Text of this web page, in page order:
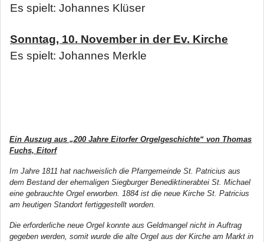
Es spielt: Johannes Klüser
Sonntag, 10. November in der Ev. Kirche
Es spielt: Johannes Merkle
Ein Auszug aus „200 Jahre Eitorfer Orgelgeschichte“ von Thomas
Fuchs, Eitorf
Im Jahre 1811 hat nachweislich die Pfarrgemeinde St. Patricius aus
dem Bestand der ehemaligen Siegburger Benediktinerabtei St. Michael
eine gebrauchte Orgel erworben. 1884 ist die neue Kirche St. Patricius
am heutigen Standort fertiggestellt worden.
Die erforderliche neue Orgel konnte aus Geldmangel nicht in Auftrag
gegeben werden, somit wurde die alte Orgel aus der Kirche am Markt in